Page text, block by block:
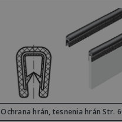
Ochrana hrán, tesnenia hrán Str.